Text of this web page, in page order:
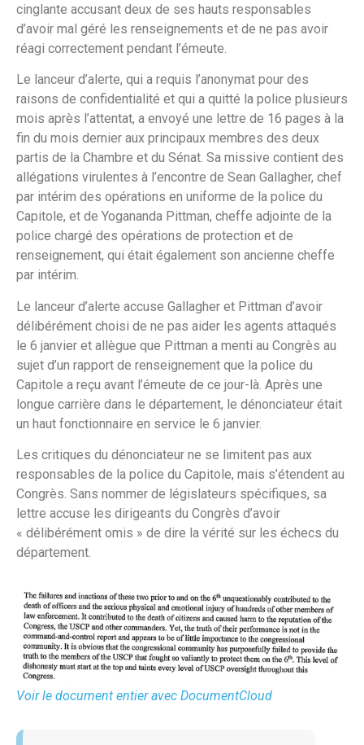
cinglante accusant deux de ses hauts responsables
d’avoir mal géré les renseignements et de ne pas avoir
réagi correctement pendant l’émeute.
Le lanceur d’alerte, qui a requis l’anonymat pour des
raisons de confidentialité et qui a quitté la police plusieurs
mois après l’attentat, a envoyé une lettre de 16 pages à la
fin du mois dernier aux principaux membres des deux
partis de la Chambre et du Sénat. Sa missive contient des
allégations virulentes à l’encontre de Sean Gallagher, chef
par intérim des opérations en uniforme de la police du
Capitole, et de Yogananda Pittman, cheffe adjointe de la
police chargé des opérations de protection et de
renseignement, qui était également son ancienne cheffe
par intérim.
Le lanceur d’alerte accuse Gallagher et Pittman d’avoir
délibérément choisi de ne pas aider les agents attaqués
le 6 janvier et allègue que Pittman a menti au Congrès au
sujet d’un rapport de renseignement que la police du
Capitole a reçu avant l’émeute de ce jour-là. Après une
longue carrière dans le département, le dénonciateur était
un haut fonctionnaire en service le 6 janvier.
Les critiques du dénonciateur ne se limitent pas aux
responsables de la police du Capitole, mais s’étendent au
Congrès. Sans nommer de législateurs spécifiques, sa
lettre accuse les dirigeants du Congrès d’avoir
« délibérément omis » de dire la vérité sur les échecs du
département.
Voir le document entier avec DocumentCloud